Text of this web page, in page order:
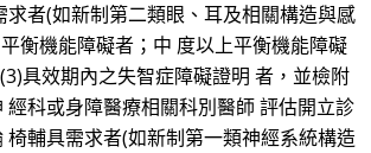
求者(如新制第二類眼、耳及相關構造與感
衡機能障礙者；中 度以上平衡機能障礙
具效期內之失智症障礙證明 者，並檢附
經科或身障醫療相關科別醫師 評估開立診
椅輔具需求者(如新制第一類神經系統構造